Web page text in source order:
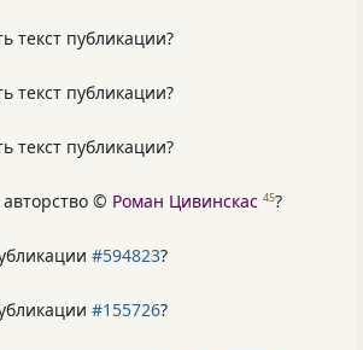
текст публикации?
текст публикации?
текст публикации?
© Роман Цивинскас 45?
#594823?
#155726?